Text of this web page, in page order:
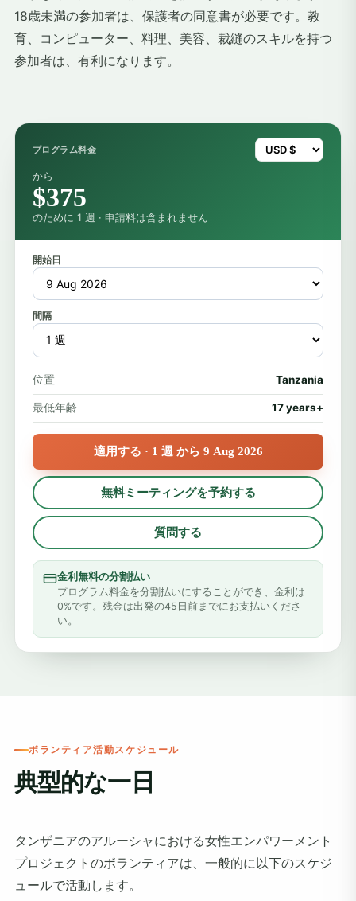
18歳未満の参加者は、保護者の同意書が必要です。教
育、コンピューター、料理、美容、裁縫のスキルを持つ
参加者は、有利になります。
プログラム料金
から
$375
のために 1 週 · 申請料は含まれません
開始日
間隔
位置 Tanzania
最低年齢 17 years+
適用する · 1 週 から 9 Aug 2026
無料ミーティングを予約する
質問する
金利無料の分割払い
プログラム料金を分割払いにすることができ、金利は
0%です。残金は出発の45日前までにお支払いくださ
い。
ボランティア活動スケジュール
典型的な一日
タンザニアのアルーシャにおける女性エンパワーメント
プロジェクトのボランティアは、一般的に以下のスケジ
ュールで活動します。